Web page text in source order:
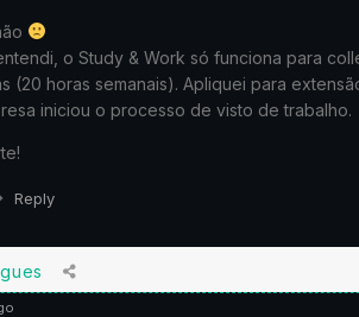
o Study & Work só funciona para
(20 horas semanais). Apliquei para
iniciou o processo de visto de trabalho.
Reply